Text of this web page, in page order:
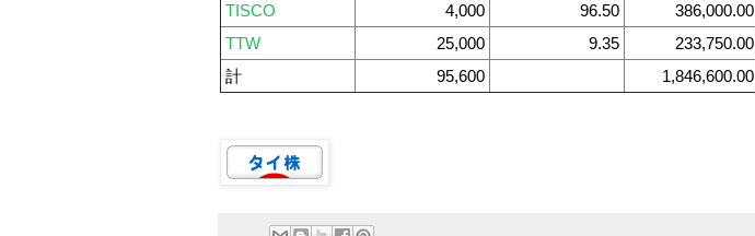
TISCO
4,000 96.50
386,000.00
TTW
25,000 9.35
233,750.00
計
95,600 1,846,600.00